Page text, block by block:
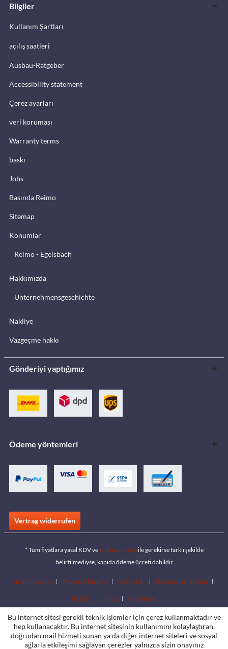
Bilgiler
Kullanım Şartları
açılış saatleri
Ausbau-Ratgeber
Accessibility statement
Çerez ayarları
veri koruması
Warranty terms
baskı
Jobs
Basında Reimo
Sitemap
Konumlar
Reimo - Egelsbach
Hakkımızda
Unternehmensgeschichte
Nakliye
Vazgeçme hakkı
Gönderiyi yaptığımız
Ödeme yöntemleri
Vertrag widerrufen
* Tüm fiyatlara yasal KDV veteslimat ücreti ile gerekirse farklı şekilde
belirtilmediyse, kapıda ödeme ücreti dahildir
İndirme alanı Mağaza Bulucu Bayi olun Katalogları indirin
İletişim Jobs Konumlar
Bu internet sitesi gerekli teknik işlemler için çerez kullanmaktadır ve
hep kullanacaktır. Bu internet sitesinin kullanımını kolaylaştıran,
doğrudan mail hizmeti sunan ya da diğer internet siteleri ve sosyal
ağlarla etkileşimi sağlayan çerezler yalnızca sizin onayınız